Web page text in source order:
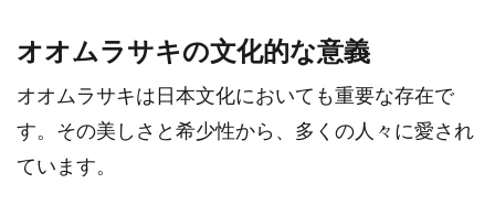
オオムラサキの文化的な意義
オオムラサキは日本文化においても重要な存在で
す。その美しさと希少性から、多くの人々に愛され
ています。